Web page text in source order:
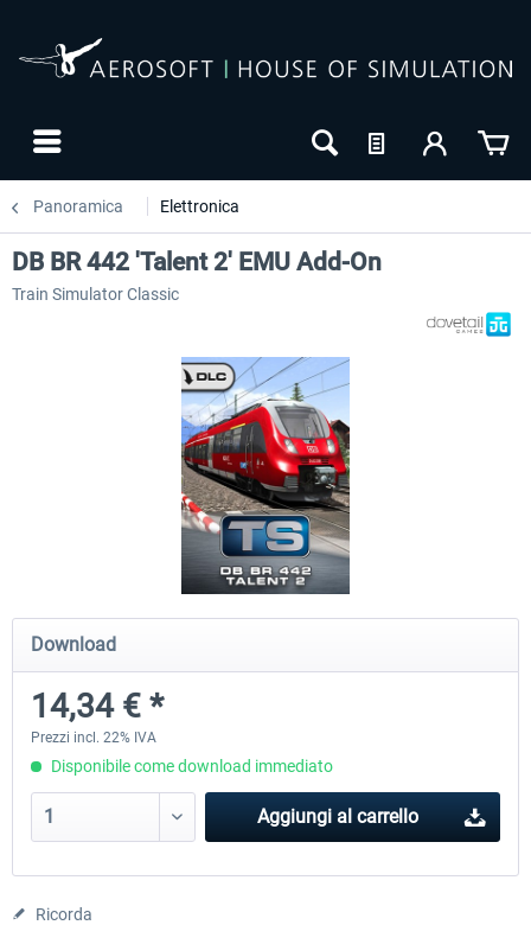
Panoramica Elettronica
ICE 4 (Class 412)
35,83 € *
Stadler Flirt 3
DB BR 442 'Talent 2' EMU Add-On
Train Simulator Classic
Download
14,34 € *
Prezzi incl. 22% IVA
Disponibile come download immediato
Aggiungi al carrello
Ricorda